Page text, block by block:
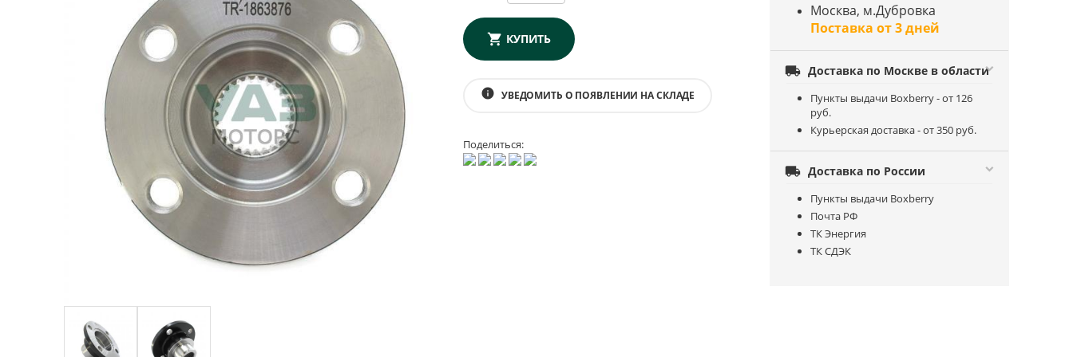
КУПИТЬ
info УВЕДОМИТЬ О ПОЯВЛЕНИИ НА СКЛАДЕ
Поделиться:
Москва, м.Дубровка
Поставка от 3 дней
 Доставка по Москве в области
Пункты выдачи Boxberry - от 126
руб.
Курьерская доставка - от 350 руб.
 Доставка по России
Пункты выдачи Boxberry
Почта РФ
ТК Энергия
ТК СДЭК